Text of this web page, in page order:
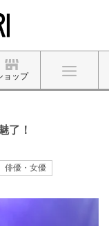
ョップ
了！
俳優・女優